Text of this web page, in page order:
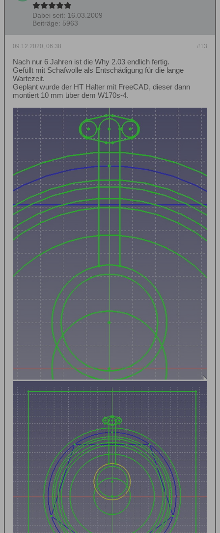
Dabei seit: 16.03.2009
Beiträge: 5963
#13
09.12.2020, 06:38
Nach nur 6 Jahren ist die Why 2.03 endlich fertig.
Gefüllt mit Schafwolle als Entschädigung für die lange
Wartezeit.
Geplant wurde der HT Halter mit FreeCAD, dieser dann
montiert 10 mm über dem W170s-4.